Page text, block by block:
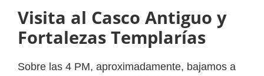
Visita al Casco Antiguo y
Fortalezas Templarías
Sobre las 4 PM, aproximadamente, bajamos a